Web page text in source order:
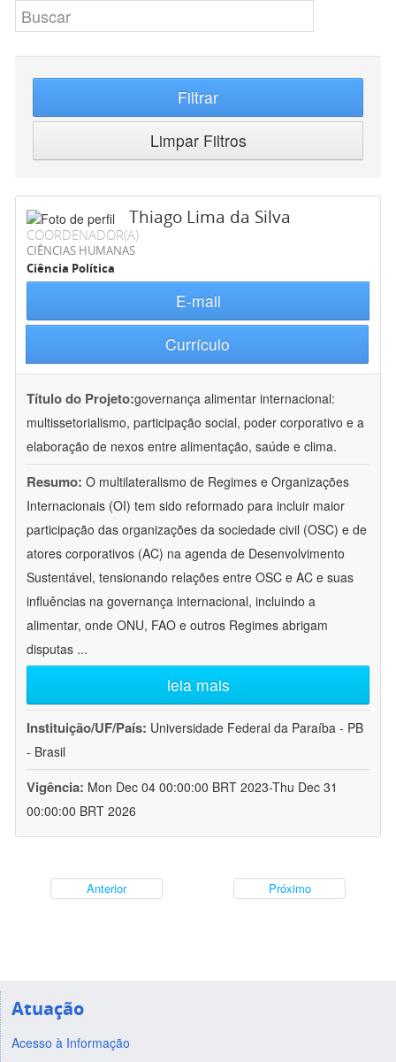
Filtrar
Limpar Filtros
Thiago Lima da Silva
COORDENADOR(A)
CIÊNCIAS HUMANAS
Ciência Política
E-mail
Currículo
Título do Projeto:governança alimentar internacional:
multissetorialismo, participação social, poder corporativo e a
elaboração de nexos entre alimentação, saúde e clima.
Resumo: O multilateralismo de Regimes e Organizações
Internacionais (OI) tem sido reformado para incluir maior
participação das organizações da sociedade civil (OSC) e de
atores corporativos (AC) na agenda de Desenvolvimento
Sustentável, tensionando relações entre OSC e AC e suas
influências na governança internacional, incluindo a
alimentar, onde ONU, FAO e outros Regimes abrigam
disputas ...
leia mais
Instituição/UF/País: Universidade Federal da Paraíba - PB
- Brasil
Vigência: Mon Dec 04 00:00:00 BRT 2023-Thu Dec 31
00:00:00 BRT 2026
Anterior Próximo
Atuação
Acesso à Informação